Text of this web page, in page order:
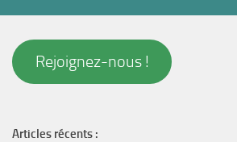
Rejoignez-nous !
Articles récents :